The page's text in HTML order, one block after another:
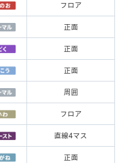
フロア
正面
正面
正面
周囲
フロア
直線4マス
正面